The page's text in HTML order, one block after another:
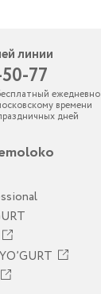
линии
77
ежедневно
времени
дней